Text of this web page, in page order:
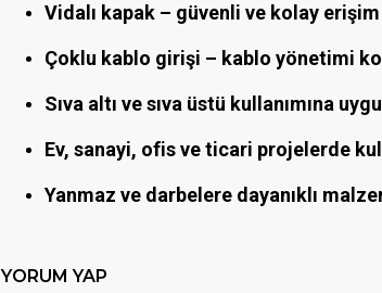
Vidalı kapak – güvenli ve kolay erişim
Çoklu kablo girişi – kablo yönetimi
Sıva altı ve sıva üstü kullanımına
Ev, sanayi, ofis ve ticari projelerde
Yanmaz ve darbelere dayanıklı
YORUM YAP